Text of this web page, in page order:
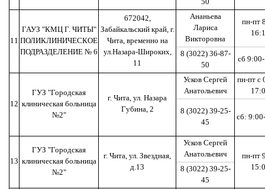
11
ГАУЗ "КМЦ Г. ЧИТЫ"
ПОЛИКЛИНИЧЕСКОЕ
ПОДРАЗДЕЛЕНИЕ № 6
672042,
Забайкальский край, г.
Чита, временно на
ул.Назара-Широких,
11
Ананьева
Лариса
Викторовна
пн-пт
8 (3022) 36-87-
50
сб
12
ГУЗ "Городская
клиническая больница
№2"
г. Чита, ул. Назара
Губина, 2
Усков Сергей
Анатольевич
пн-пт с
8 (3022) 39-25-
45
сб:
13
ГУЗ "Городская
клиническая больница
№2"
г. Чита, ул. Звездная,
д.13
Усков Сергей
Анатольевич
пн-пт
8 (3022) 39-25-
45